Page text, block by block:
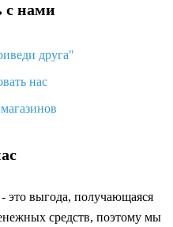
с нами
друга"
нас
это выгода, получающаяся
средств, поэтому мы